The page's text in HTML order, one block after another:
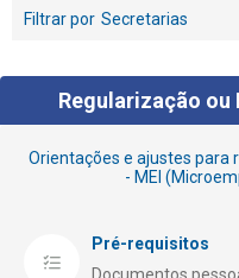
Filtrar por Secretarias
Habitação
Iluminação Pública
Licenciamento e Alvarás
Meio Ambiente
Regularização ou
Orientações e ajustes para
- MEI
Pré-requisitos